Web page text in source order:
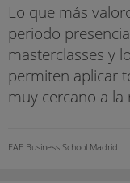
Lo que más
periodo
masterclasses y
permiten aplicar
muy cercano a la
EAE Business School Madrid